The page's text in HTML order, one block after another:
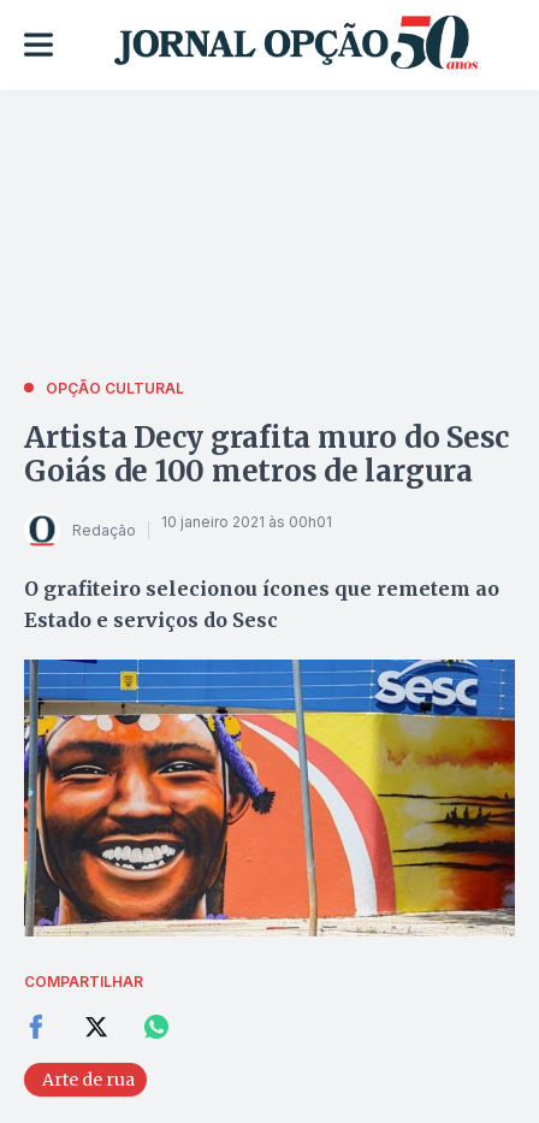
OPÇÃO CULTURAL
Artista Decy grafita muro do Sesc
Goiás de 100 metros de largura
Redação 10 janeiro 2021 às 00h01
O grafiteiro selecionou ícones que remetem ao
Estado e serviços do Sesc
COMPARTILHAR
Arte de rua